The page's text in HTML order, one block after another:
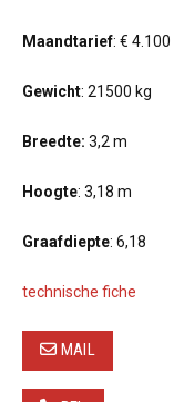
Maandtarief: € 4.100
Gewicht: 21500 kg
Breedte: 3,2 m
Hoogte: 3,18 m
Graafdiepte: 6,18
technische fiche
MAIL